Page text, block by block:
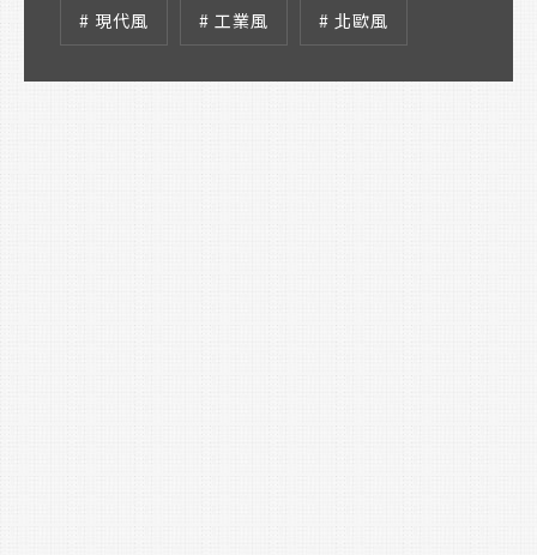
# 現代風 # 工業風 # 北歐風